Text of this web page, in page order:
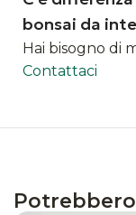
bonsai da
Hai bisogno di
Contattaci